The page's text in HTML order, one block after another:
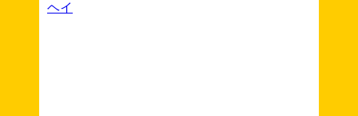
ヘイ